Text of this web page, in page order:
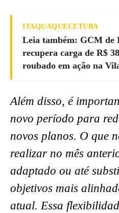
ITAQUAQUECETUBA
Leia também: GCM de
recupera carga de R$
roubado em ação na
Além disso, é
novo período para
novos planos. O que
realizar no mês
adaptado ou até
objetivos mais
atual. Essa